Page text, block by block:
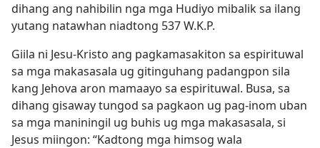
dihang ang nahibilin nga mga Hudiyo mibalik sa ilang
yutang natawhan niadtong 537 W.K.P.
Giila ni Jesu-Kristo ang pagkamasakiton sa espirituwal
sa mga makasasala ug gitinguhang padangpon sila
kang Jehova aron mamaayo sa espirituwal. Busa, sa
dihang gisaway tungod sa pagkaon ug pag-inom uban
sa mga maniningil ug buhis ug mga makasasala, si
Jesus miingon: “Kadtong mga himsog wala